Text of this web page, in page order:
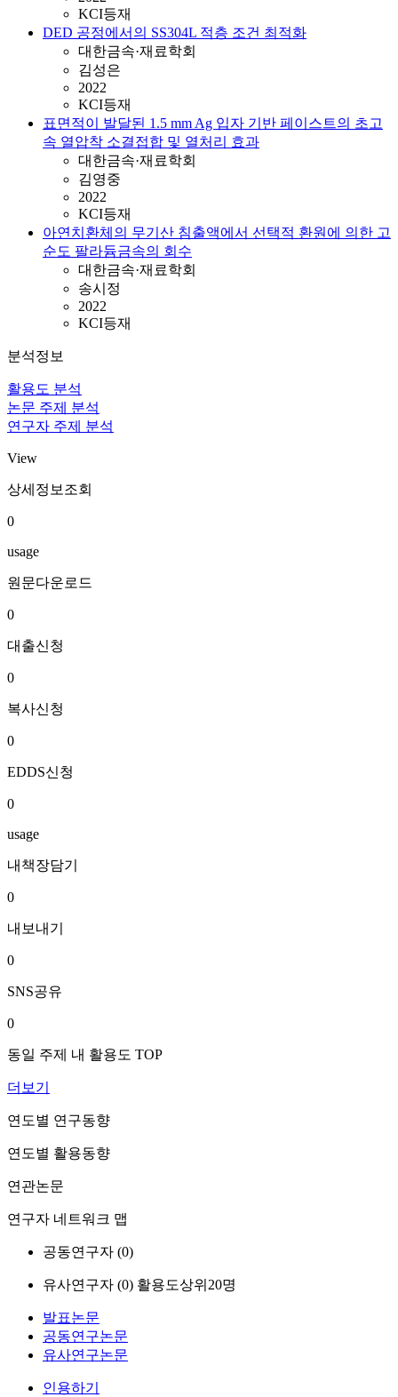
KCI등재
DED 공정에서의 SS304L 적층 조건 최적화
대한금속·재료학회
김성은
2022
KCI등재
표면적이 발달된 1.5 mm Ag 입자 기반 페이스트의 초고
속 열압착 소결접합 및 열처리 효과
대한금속·재료학회
김영중
2022
KCI등재
아연치환체의 무기산 침출액에서 선택적 환원에 의한 고
순도 팔라듐금속의 회수
대한금속·재료학회
송시정
2022
KCI등재
분석정보
활용도 분석
논문 주제 분석
연구자 주제 분석
View
상세정보조회
0
usage
원문다운로드
0
대출신청
0
복사신청
0
EDDS신청
0
usage
내책장담기
0
내보내기
0
SNS공유
0
동일 주제 내 활용도 TOP
더보기
연도별 연구동향
연도별 활용동향
연관논문
연구자 네트워크 맵
공동연구자 (0)
유사연구자 (0) 활용도상위20명
발표논문
공동연구논문
유사연구논문
인용하기